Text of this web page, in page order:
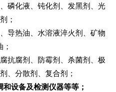
磷化液、钝化剂、发黑剂、光
；
导热油、水溶液淬火剂、矿物
；
抗腐剂、防霉剂、杀菌剂、极
、分散剂、复合剂；
设备及检测仪器等等；